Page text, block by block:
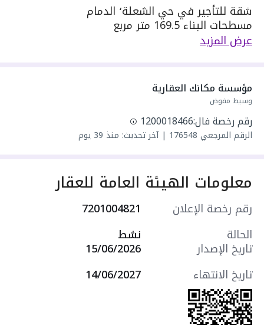
شقة للتأجير في حي الشعلة٬ الدمام
مسطحات البناء 169.5 متر مربع
مكونة من: 3 غرف
واصل كهرباء
سنة البناء: 2022
سعرها 42000 ر.س
عرض المزيد
مؤسسة مكانك العقارية
وسيط مفوض
رقم رخصة فال:1200018466
الرقم المرجعي 176548
|آخر تحديث: منذ 39 يوم
معلومات الهيئة العامة للعقار
رقم رخصة الإعلان
7201004821
الحالة
نشط
تاريخ الإصدار
15/06/2026
تاريخ الانتهاء
14/06/2027